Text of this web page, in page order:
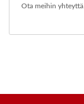
Ota meihin yhteyttä